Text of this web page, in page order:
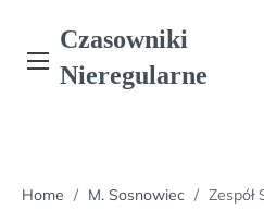
content
Czasowniki
Nieregularne
Home / M. Sosnowiec / Zespół